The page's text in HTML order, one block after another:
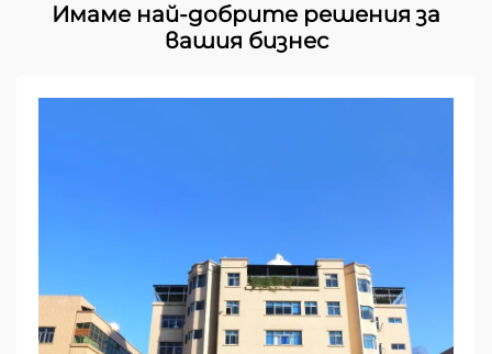
Имаме най-добрите решения за
вашия бизнес